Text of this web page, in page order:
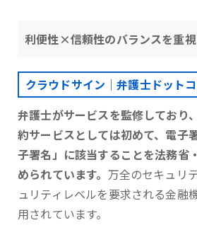
利便性×信頼性のバランスを重
クラウドサイン｜弁護士ドット
弁護士がサービスを監修しており
約サービスとしては初めて、電子
子署名」に該当することを法務省
められています。 万全のセキュリ
ュリティレベルを要求される金融
用されています。